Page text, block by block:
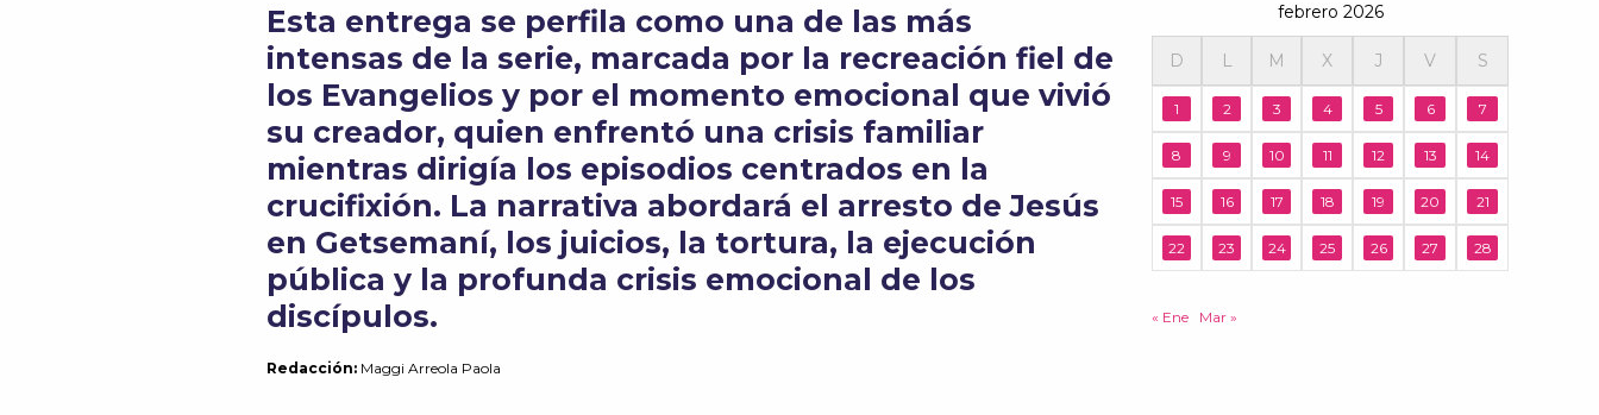
Esta entrega se perfila como una de las más
intensas de la serie, marcada por la recreación fiel de
los Evangelios y por el momento emocional que vivió
su creador, quien enfrentó una crisis familiar
mientras dirigía los episodios centrados en la
crucifixión. La narrativa abordará el arresto de Jesús
en Getsemaní, los juicios, la tortura, la ejecución
pública y la profunda crisis emocional de los
discípulos.
Redacción: Maggi Arreola Paola
febrero 2026
D L M X J V S
1 2 3 4 5 6 7
8 9 10 11 12 13 14
15 16 17 18 19 20 21
22 23 24 25 26 27 28
« Ene Mar »